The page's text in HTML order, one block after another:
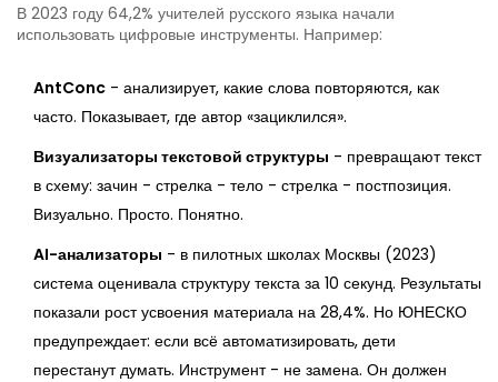
В 2023 году 64,2% учителей русского языка начали
использовать цифровые инструменты. Например:
AntConc - анализирует, какие слова повторяются, как
часто. Показывает, где автор «зациклился».
Визуализаторы текстовой структуры - превращают текст
в схему: зачин - стрелка - тело - стрелка - постпозиция.
Визуально. Просто. Понятно.
AI-анализаторы - в пилотных школах Москвы (2023)
система оценивала структуру текста за 10 секунд. Результаты
показали рост усвоения материала на 28,4%. Но ЮНЕСКО
предупреждает: если всё автоматизировать, дети
перестанут думать. Инструмент - не замена. Он должен